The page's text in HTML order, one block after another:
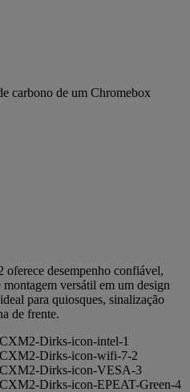
carbono de um Chromebox
desempenho confiável,
versátil em um design
para quiosques, sinalização
de frente.